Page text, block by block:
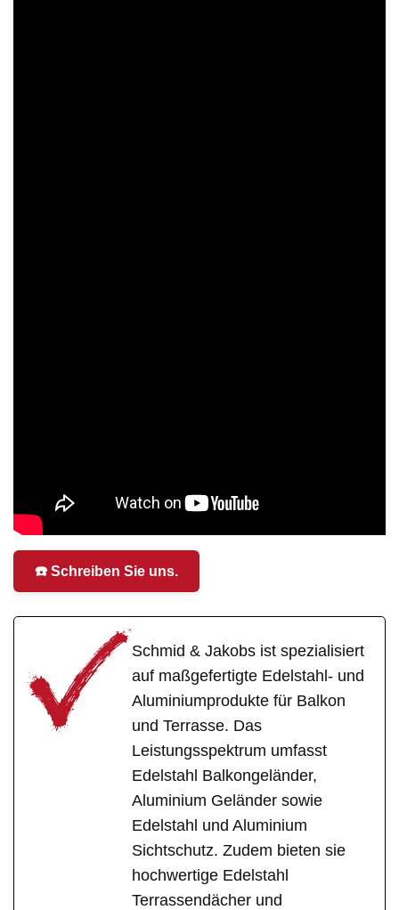
☎️ Schreiben Sie uns.
Schmid & Jakobs ist spezialisiert
auf maßgefertigte Edelstahl- und
Aluminiumprodukte für Balkon
und Terrasse. Das
Leistungsspektrum umfasst
Edelstahl Balkongeländer,
Aluminium Geländer sowie
Edelstahl und Aluminium
Sichtschutz. Zudem bieten sie
hochwertige Edelstahl
Terrassendächer und